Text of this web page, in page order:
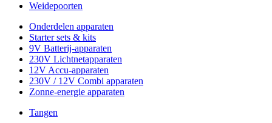
Weidepoorten
Onderdelen apparaten
Starter sets & kits
9V Batterij-apparaten
230V Lichtnetapparaten
12V Accu-apparaten
230V / 12V Combi apparaten
Zonne-energie apparaten
Tangen